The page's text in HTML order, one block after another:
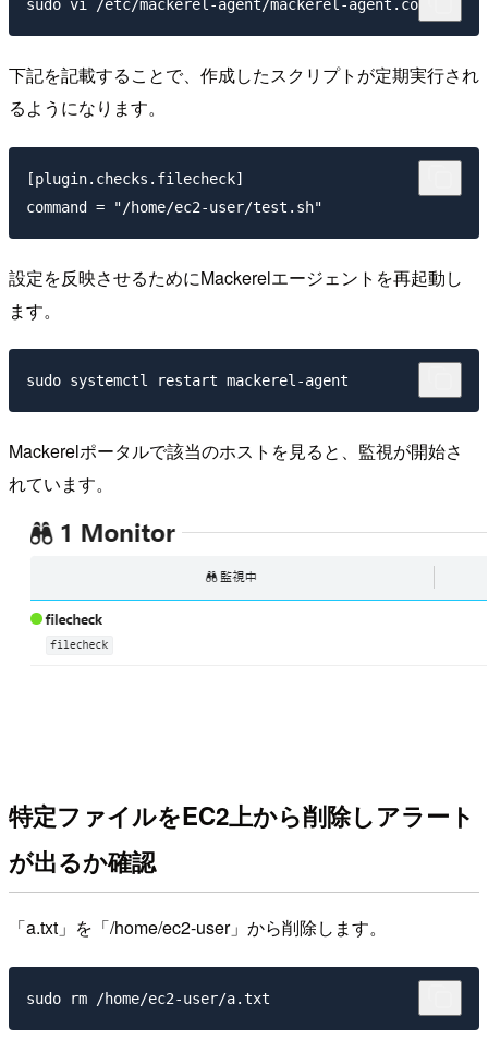
下記を記載することで、作成したスクリプトが定期実行され
るようになります。
[plugin.checks.filecheck]
設定を反映させるためにMackerelエージェントを再起動し
ます。
Mackerelポータルで該当のホストを見ると、監視が開始さ
れています。
特定ファイルをEC2上から削除しアラート
が出るか確認
「a.txt」を「/home/ec2-user」から削除します。